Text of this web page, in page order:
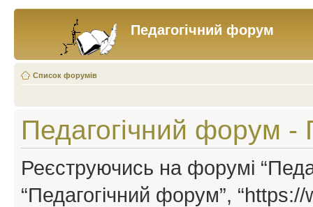
Педагогічний форум
Список форумів
Педагогічний форум
Реєструючись на форумі
“Педагогічний форум”,